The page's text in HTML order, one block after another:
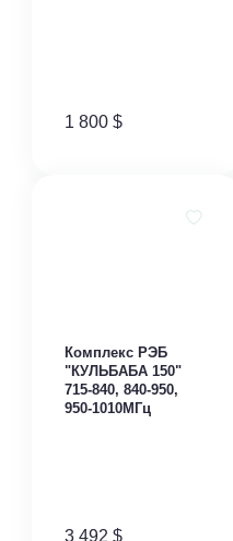
1 800 $
Комплекс РЭБ
"КУЛЬБАБА 150"
715-840, 840-950,
950-1010МГц
3 492 $